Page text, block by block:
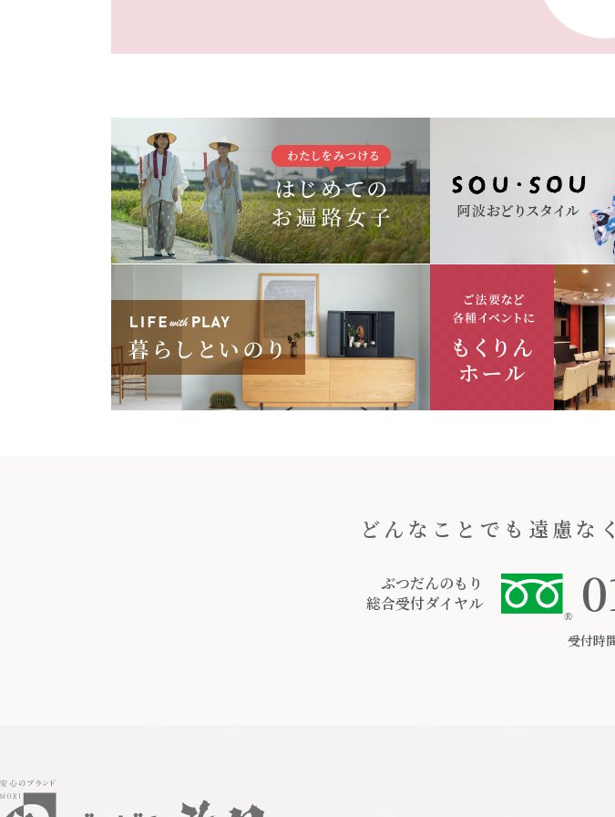
どんなことでも遠慮な
ぶつだんのもり
総合受付ダイヤル
受付時